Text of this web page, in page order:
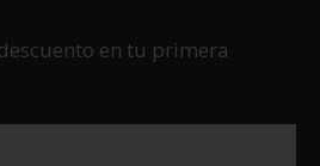
en tu primera